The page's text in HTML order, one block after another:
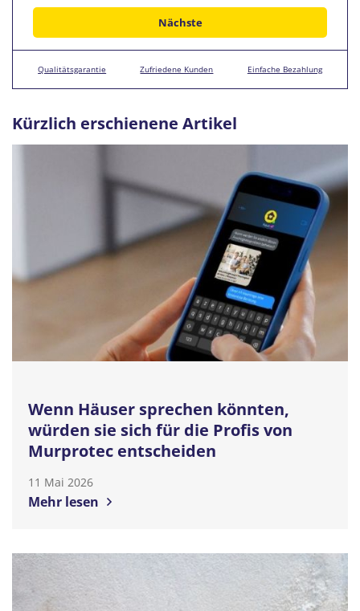
Qualitätsgarantie Zufriedene Kunden Einfache Bezahlung
Kürzlich erschienene Artikel
Wenn Häuser sprechen könnten,
würden sie sich für die Profis von
Murprotec entscheiden
11 Mai 2026
Mehr lesen